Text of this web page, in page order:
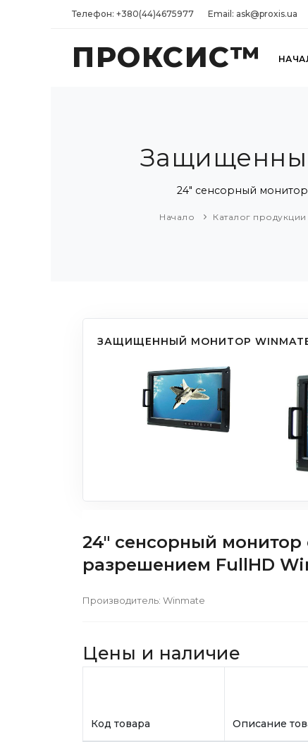
Телефон: +380(44)4675977 Email: ask@proxis.ua
ПРОКСИС™
24" сенсорный
Начало Каталог продукции
ЗАЩИЩЕННЫЙ МОНИТОР WINMATE
24" сенсорный монитор
разрешением FullHD
Производитель: Winmate
Цены и наличие
Код товара Описание